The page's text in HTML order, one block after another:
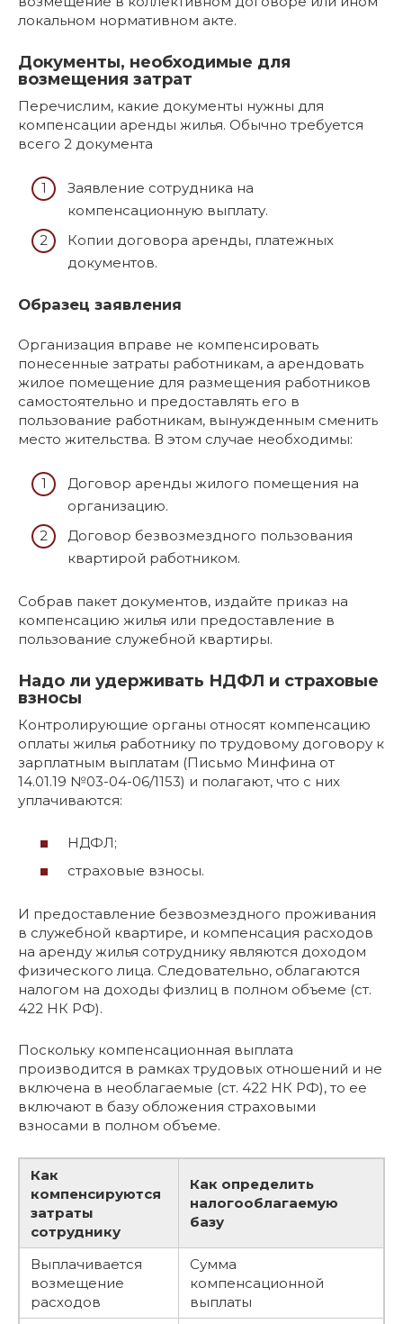
локальном нормативном акте.
Документы, необходимые для
возмещения затрат
Перечислим, какие документы нужны для
компенсации аренды жилья. Обычно требуется
всего 2 документа
Заявление сотрудника на
компенсационную выплату.
Копии договора аренды, платежных
документов.
Образец заявления
Организация вправе не компенсировать
понесенные затраты работникам, а арендовать
жилое помещение для размещения работников
самостоятельно и предоставлять его в
пользование работникам, вынужденным сменить
место жительства. В этом случае необходимы:
Договор аренды жилого помещения на
организацию.
Договор безвозмездного пользования
квартирой работником.
Собрав пакет документов, издайте приказ на
компенсацию жилья или предоставление в
пользование служебной квартиры.
Надо ли удерживать НДФЛ и страховые
взносы
Контролирующие органы относят компенсацию
оплаты жилья работнику по трудовому договору к
зарплатным выплатам (Письмо Минфина от
14.01.19 №03-04-06/1153) и полагают, что с них
уплачиваются:
НДФЛ;
страховые взносы.
И предоставление безвозмездного проживания
в служебной квартире, и компенсация расходов
на аренду жилья сотруднику являются доходом
физического лица. Следовательно, облагаются
налогом на доходы физлиц в полном объеме (ст.
422 НК РФ).
Поскольку компенсационная выплата
производится в рамках трудовых отношений и не
включена в необлагаемые (ст. 422 НК РФ), то ее
включают в базу обложения страховыми
взносами в полном объеме.
Как
компенсируются
затраты
сотруднику
Как определить
налогооблагаемую
базу
Выплачивается
возмещение
расходов
Сумма
компенсационной
выплаты